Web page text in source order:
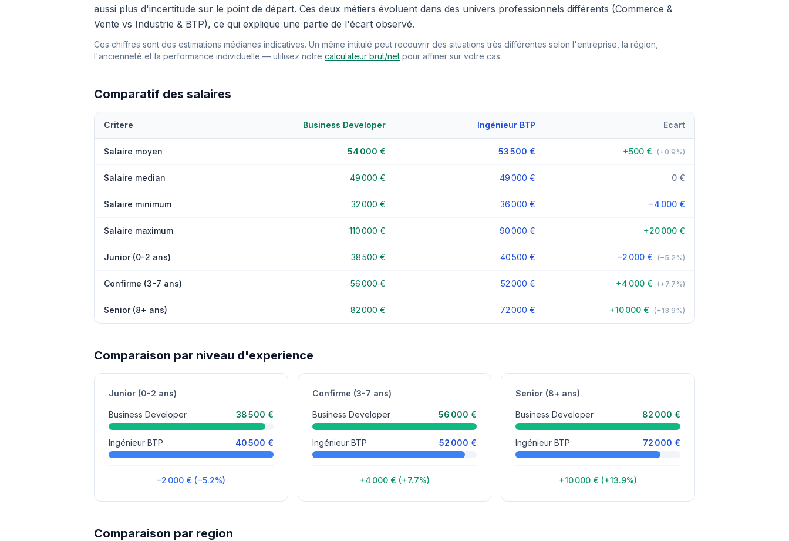
aussi plus d'incertitude sur le point de départ. Ces deux métiers évoluent dans des univers professionnels différents (Commerce &
Vente vs Industrie & BTP), ce qui explique une partie de l'écart observé.
Ces chiffres sont des estimations médianes indicatives. Un même intitulé peut recouvrir des situations très différentes selon l'entreprise, la région,
l'ancienneté et la performance individuelle — utilisez notre calculateur brut/net pour affiner sur votre cas.
Comparatif des salaires
Critere Business Developer Ingénieur BTP Ecart
Salaire moyen 54 000 € 53 500 € +500 € (+0.9%)
Salaire median 49 000 € 49 000 € 0 €
Salaire minimum 32 000 € 36 000 € −4 000 €
Salaire maximum 110 000 € 90 000 € +20 000 €
Junior (0-2 ans) 38 500 € 40 500 € −2 000 € (−5.2%)
Confirme (3-7 ans) 56 000 € 52 000 € +4 000 € (+7.7%)
Senior (8+ ans) 82 000 € 72 000 € +10 000 € (+13.9%)
Comparaison par niveau d'experience
Junior (0-2 ans)
Business Developer 38 500 €
Ingénieur BTP 40 500 €
−2 000 € (−5.2%)
Confirme (3-7 ans)
Business Developer 56 000 €
Ingénieur BTP 52 000 €
+4 000 € (+7.7%)
Senior (8+ ans)
Business Developer 82 000 €
Ingénieur BTP 72 000 €
+10 000 € (+13.9%)
Comparaison par region